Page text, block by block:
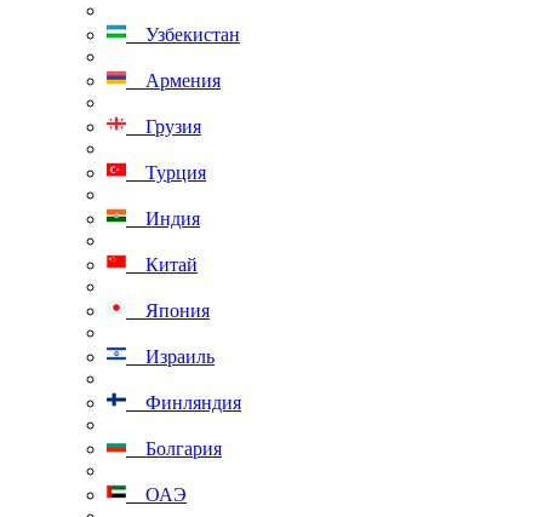
Узбекистан
Армения
Грузия
Турция
Индия
Китай
Япония
Израиль
Финляндия
Болгария
ОАЭ